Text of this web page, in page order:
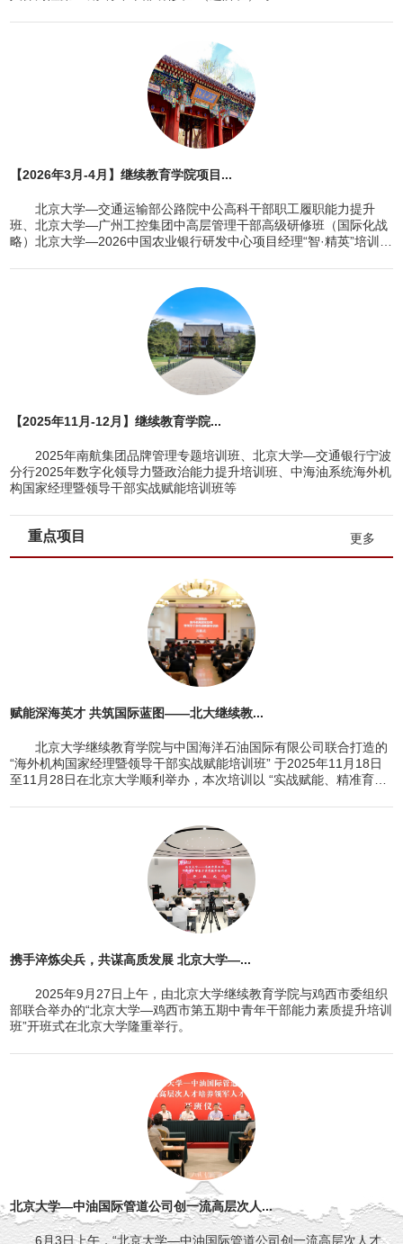
【2026年3月-4月】继续教育学院项目...
北京大学—交通运输部公路院中公高科干部职工履职能力提升
班、北京大学—广州工控集团中高层管理干部高级研修班（国际化战
略）北京大学—2026中国农业银行研发中心项目经理“智·精英”培训班
【2025年11月-12月】继续教育学院...
2025年南航集团品牌管理专题培训班、北京大学—交通银行宁波
分行2025年数字化领导力暨政治能力提升培训班、中海油系统海外机
构国家经理暨领导干部实战赋能培训班等
更多
重点项目
赋能深海英才 共筑国际蓝图——北大继续教...
北京大学继续教育学院与中国海洋石油国际有限公司联合打造的
“海外机构国家经理暨领导干部实战赋能培训班” 于2025年11月18日
至11月28日在北京大学顺利举办，本次培训以 “实战赋能、精准育才”
携手淬炼尖兵，共谋高质发展 北京大学—...
2025年9月27日上午，由北京大学继续教育学院与鸡西市委组织
部联合举办的“北京大学—鸡西市第五期中青年干部能力素质提升培训
班”开班式在北京大学隆重举行。
北京大学—中油国际管道公司创一流高层次人...
6月3日上午，“北京大学—中油国际管道公司创一流高层次人才